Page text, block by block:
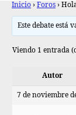
Inicio › Foros ›
Este debate está
Viendo 1 entrada
Autor
7 de noviembre